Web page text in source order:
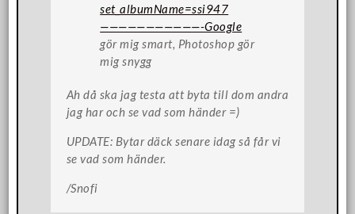
set_albumName=ssi947
———————————-Google
gör mig smart, Photoshop gör
mig snygg
Ah då ska jag testa att byta till dom andra
jag har och se vad som händer =)
UPDATE: Bytar däck senare idag så får vi
se vad som händer.
/Snofi